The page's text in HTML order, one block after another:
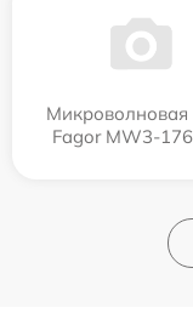
Микроволновая
Fagor MW3-